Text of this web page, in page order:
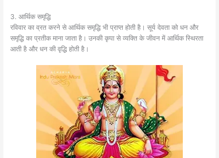
3. आर्थिक समृद्धि
रविवार का व्रत करने से आर्थिक समृद्धि भी प्राप्त होती है। सूर्य देवता को धन और
समृद्धि का प्रतीक माना जाता है। उनकी कृपा से व्यक्ति के जीवन में आर्थिक स्थिरता
आती है और धन की वृद्धि होती है।